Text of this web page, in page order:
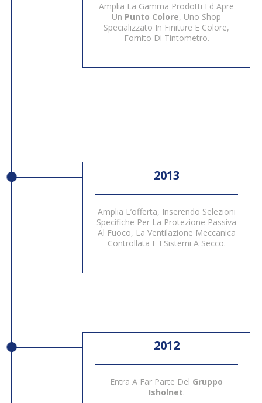
Amplia La Gamma Prodotti Ed Apre
Un Punto Colore, Uno Shop
Specializzato In Finiture E Colore,
Fornito Di Tintometro.
2013
Amplia L’offerta, Inserendo Selezioni
Specifiche Per La Protezione Passiva
Al Fuoco, La Ventilazione Meccanica
Controllata E I Sistemi A Secco.
2012
Entra A Far Parte Del Gruppo
Isholnet.